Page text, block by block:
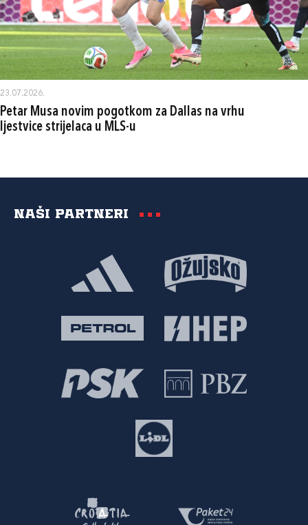
23.07.2026.
Petar Musa novim pogotkom za Dallas na vrhu
ljestvice strijelaca u MLS-u
Naši partneri